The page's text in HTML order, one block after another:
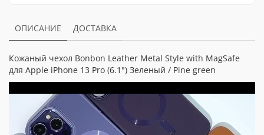
ОПИСАНИЕ ДОСТАВКА
Кожаный чехол Bonbon Leather Metal Style with MagSafe
для Apple iPhone 13 Pro (6.1") Зеленый / Pine green